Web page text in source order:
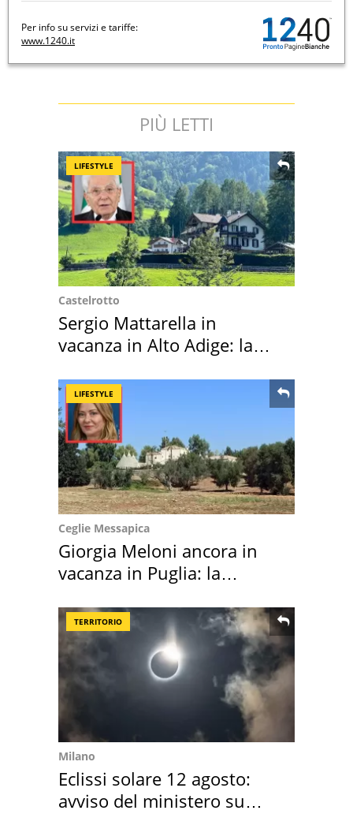
Per info su servizi e tariffe:
www.1240.it
PIÙ LETTI
LIFESTYLE
Castelrotto
Sergio Mattarella in
vacanza in Alto Adige: la
LIFESTYLE
Ceglie Messapica
Giorgia Meloni ancora in
vacanza in Puglia: la
TERRITORIO
Milano
Eclissi solare 12 agosto:
avviso del ministero su